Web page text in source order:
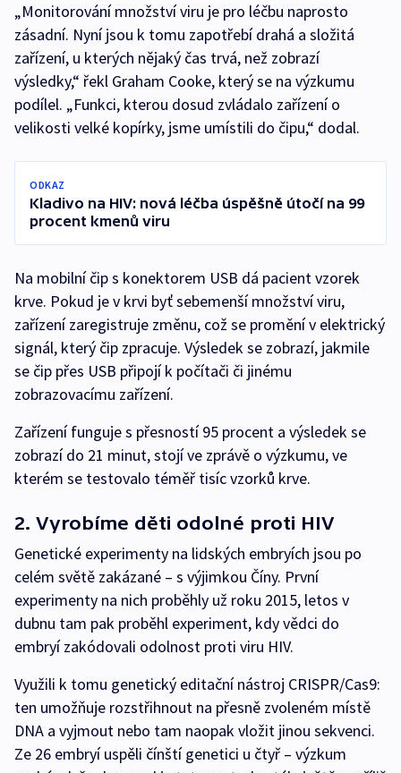
„Monitorování množství viru je pro léčbu naprosto
zásadní. Nyní jsou k tomu zapotřebí drahá a složitá
zařízení, u kterých nějaký čas trvá, než zobrazí
výsledky,“ řekl Graham Cooke, který se na výzkumu
podílel. „Funkci, kterou dosud zvládalo zařízení o
velikosti velké kopírky, jsme umístili do čipu,“ dodal.
ODKAZ
Kladivo na HIV: nová léčba úspěšně útočí na 99
procent kmenů viru
Na mobilní čip s konektorem USB dá pacient vzorek
krve. Pokud je v krvi byť sebemenší množství viru,
zařízení zaregistruje změnu, což se promění v elektrický
signál, který čip zpracuje. Výsledek se zobrazí, jakmile
se čip přes USB připojí k počítači či jinému
zobrazovacímu zařízení.
Zařízení funguje s přesností 95 procent a výsledek se
zobrazí do 21 minut, stojí ve zprávě o výzkumu, ve
kterém se testovalo téměř tisíc vzorků krve.
2. Vyrobíme děti odolné proti HIV
Genetické experimenty na lidských embryích jsou po
celém světě zakázané – s výjimkou Číny. První
experimenty na nich proběhly už roku 2015, letos v
dubnu tam pak proběhl experiment, kdy vědci do
embryí zakódovali odolnost proti viru HIV.
Využili k tomu genetický editační nástroj CRISPR/Cas9:
ten umožňuje rozstřihnout na přesně zvoleném místě
DNA a vyjmout nebo tam naopak vložit jinou sekvenci.
Ze 26 embryí uspěli čínští genetici u čtyř – výzkum